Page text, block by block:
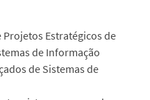
Estratégicos de
de Informação
de Sistemas de